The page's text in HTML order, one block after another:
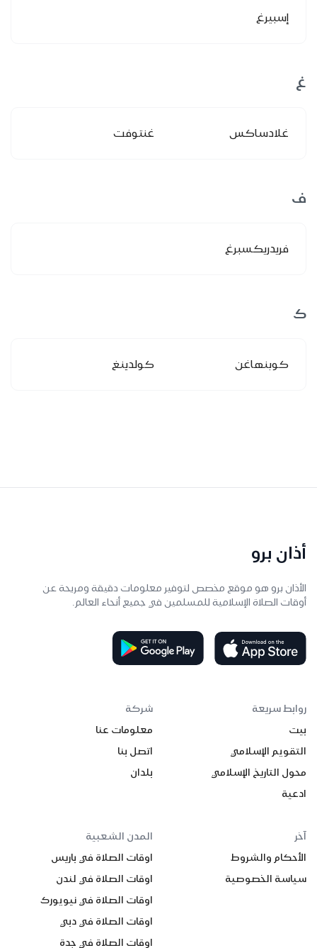
إسبيرغ
غ
غلادساكس غنتوفت
ف
فريدريكسبرغ
ك
كوبنهاغن كولدينغ
أذان برو
الأذان برو هو موقع مخصص لتوفير معلومات دقيقة ومريحة عن
أوقات الصلاة الإسلامية للمسلمين في جميع أنحاء العالم.
روابط سريعة
بيت
التقويم الإسلامي
محول التاريخ الإسلامي
ادعية
شركة
معلومات عنا
اتصل بنا
بلدان
آخر
الأحكام والشروط
سياسة الخصوصية
المدن الشعبية
اوقات الصلاة في باريس
اوقات الصلاة في لندن
اوقات الصلاة في نيويورك
اوقات الصلاة في دبي
اوقات الصلاة في جدة